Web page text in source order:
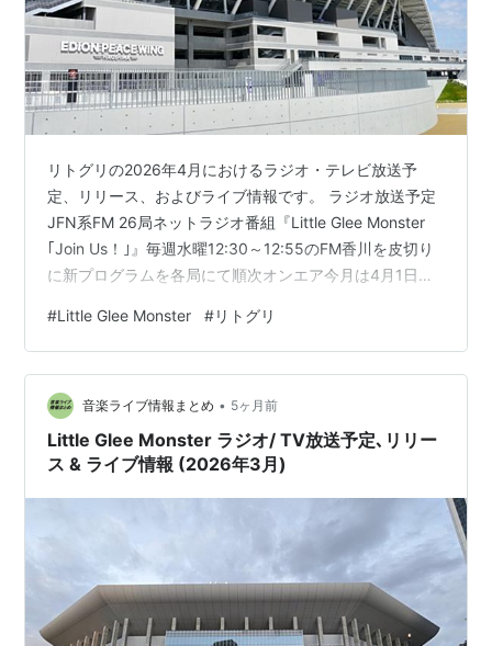
リトグリの2026年4月におけるラジオ・テレビ放送予
定、リリース、およびライブ情報です。 ラジオ放送予定
JFN系FM 26局ネットラジオ番組『Little Glee Monster
｢Join Us！｣』毎週水曜12:30～12:55のFM香川を皮切り
に新プログラムを各局にて順次オンエア今月は4月1日
主題歌･タイアップ曲読売テレビ・日本テレビ系全国ネッ
ト毎週土曜17:30放送のTVアニメ『本好きの下剋上 領主
の養女』(オープニングテーマ：Little Glee Monsterの新
曲｢Pages｣) 2026年4月4日より全国ネ…
#Little Glee Monster #リトグリ
音楽ライブ情報まとめ • 5ヶ月前
Little Glee Monster ラジオ/ TV放送予定､リリー
ス & ライブ情報 (2026年3月)